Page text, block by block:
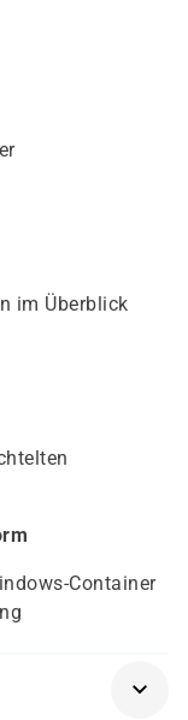
im Überblick
Container